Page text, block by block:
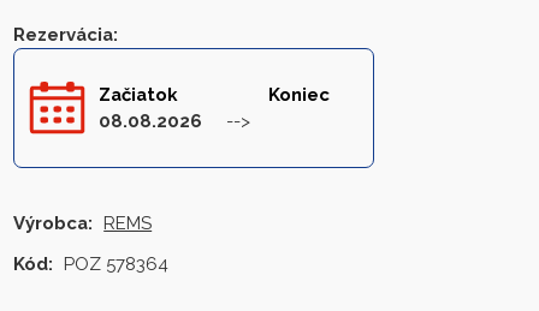
Rezervácia:
Začiatok
08.08.2026
Koniec
Výrobca:
REMS
Kód:
POZ 578364